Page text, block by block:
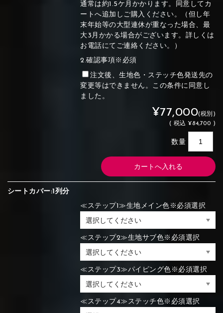
通常は約1.5ケ月かかります。同意してカ
ートへ追加しご購入ください。（但し年
末年始等の大型連休が重なった場合、最
大3月かかる場合がございます。詳しくは
お電話にてご連絡ください。）
2.確認事項※必須
注文後、生地色・ステッチ色発送先の
変更等はできません。この条件に同意し
ました。
¥77,000(税別)
( 税込 ¥84,700 )
数量
シートカバー:1列分
≪ステップ1≫生地メイン色※必須選択
≪ステップ2≫生地サブ色※必須選択
≪ステップ3≫パイピング色※必須選択
≪ステップ4≫ステッチ色※必須選択